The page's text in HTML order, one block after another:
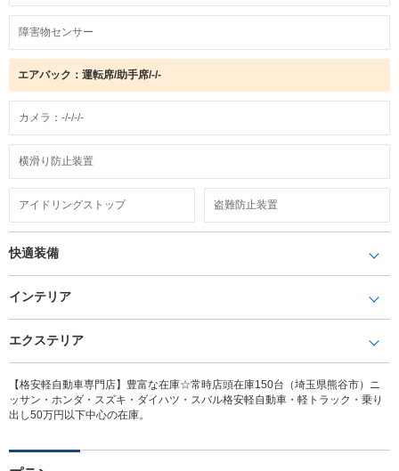
障害物センサー
エアバック：運転席/助手席/-/-
カメラ：-/-/-/-
横滑り防止装置
アイドリングストップ 盗難防止装置
快適装備
インテリア
エクステリア
【格安軽自動車専門店】豊富な在庫☆常時店頭在庫150台（埼玉県熊谷市）ニ
ッサン・ホンダ・スズキ・ダイハツ・スバル格安軽自動車・軽トラック・乗り
出し50万円以下中心の在庫。